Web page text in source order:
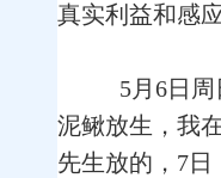
真实利益和感
5月6日周
泥鳅放生，我
先生放的，7